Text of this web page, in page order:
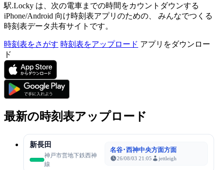
駅.Locky は、次の電車までの時間をカウントダウンする
iPhone/Android 向け時刻表アプリのための、 みんなでつくる
時刻表データ共有サイトです。
時刻表をさがす 時刻表をアップロード アプリをダウンロー
ド
最新の時刻表アップロード
新長田
神戸市営地下鉄西神
線
名谷･西神中央方面方面
26/08/03 21:05 jettleigh